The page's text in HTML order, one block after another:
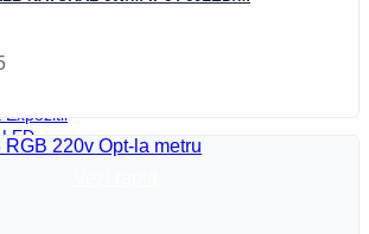
Expozitii
Smart